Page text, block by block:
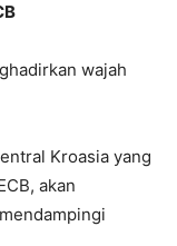
wajah
Kroasia yang
akan